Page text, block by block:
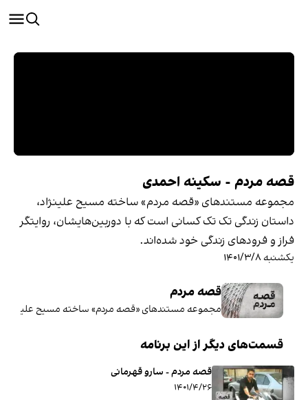
قصه مردم - سکینه احمدی
مجموعه مستندهای «قصه‌ مردم» ساخته مسیح علینژاد،
داستان زندگی تک تک کسانی است که با دوربین‌هایشان، روایتگر
فراز و فرودهای زندگی خود شده‌اند‌‌.
یکشنبه ۱۴۰۱/۳/۸
قصه مردم
مجموعه مستندهای «قصه‌ مردم» ساخته مسیح علینژاد،
قسمت‌های دیگر از این برنامه
قصه مردم - سارو قهرمانی
۱۴۰۱/۴/۲۶